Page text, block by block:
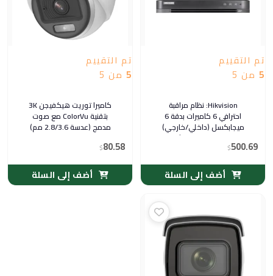
تم التقييم
5 من 5
Hikvision: نظام مراقبة
احترافي 6 كاميرات بدقة 6
ميجابكسل (داخلي/خارجي)
مع جهاز تسجيل HD ثماني
$500.69
أضف إلى السلة
تم التقييم
5 من 5
كاميرا توريت هيكفيجن 3K
بتقنية ColorVu مع صوت
مدمج (عدسة 2.8/3.6 مم)
$80.58
أضف إلى السلة